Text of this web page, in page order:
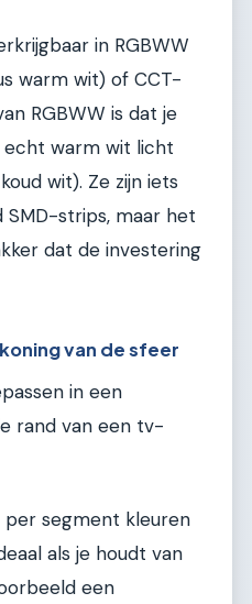
in RGBWW
warm wit) of CCT-
RGBWW is dat je
echt warm wit licht
wit). Ze zijn iets
SMD-strips, maar het
dat de investering
van de sfeer
in een
rand van een tv-
per segment kleuren
als je houdt van
een